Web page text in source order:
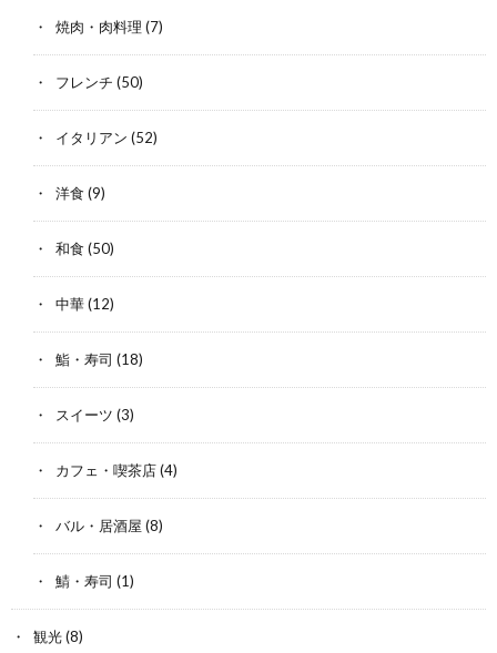
焼肉・肉料理 (7)
フレンチ (50)
イタリアン (52)
洋食 (9)
和食 (50)
中華(12)
鮨・寿司 (18)
スイーツ (3)
カフェ・喫茶店(4)
バル・居酒屋 (8)
鯖・寿司 (1)
観光(8)